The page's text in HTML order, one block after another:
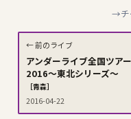
→チ
← 前のライブ
アンダーライブ全国ツアー
2016〜東北シリーズ〜
［青森］
2016-04-22